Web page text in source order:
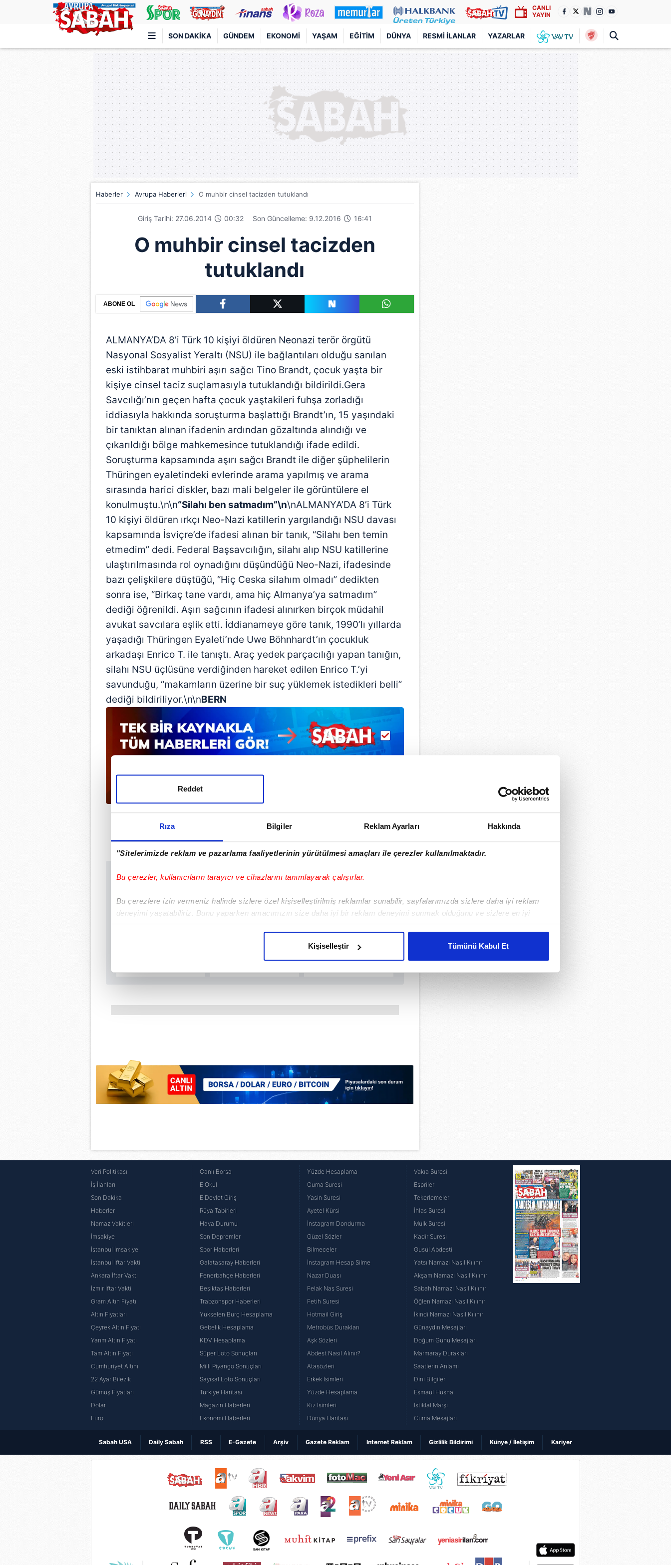
Rıza Bilgiler Reklam Ayarları Hakkında
"Sitelerimizde reklam ve pazarlama faaliyetlerinin yürütülmesi amaçları ile çerezler kullanılmaktadır.
Bu çerezler, kullanıcıların tarayıcı ve cihazlarını tanımlayarak çalışırlar.
Bu çerezlere izin vermeniz halinde sizlere özel kişiselleştirilmiş reklamlar sunabilir, sayfalarımızda sizlere daha iyi reklam
deneyimi yaşatabiliriz. Bunu yaparken amacımızın size daha iyi bir reklam deneyimi sunmak olduğunu ve sizlere en iyi
içerikleri sunabilmek adına elimizden gelen çabayı gösterdiğimizi ve bu noktada, reklamların maliyetlerimizi karşılamak
Her halükârda, kullanıcılar, bu çerezlere izin vermedikleri takdirde, kullanıcılara hedefli reklamlar gösterilmeyecektir."
Sizlere daha iyi bir hizmet sunabilmek için İnternet Sitemizde kendimize ve üçüncü kişilere ait çerezler kullanılmaktadır. Bu
6698 sayılı Kişisel Verilerin Korunması Kanunu uyarınca hazırlanmış Aydınlatma Metnimizi okumak ve sitemizde ilgili
mevzuata uygun olarak kullanılan çerezlerle ilgili bilgi almak için lütfentıklayınız
Reddet
Kişiselleştir Tümünü Kabul Et
CANLI
YAYIN
SON DAKIKA GÜNDEM EKONOMI YAŞAM EĞITIM DÜNYA RESMI İLANLAR YAZARLAR
Türkiye'nin en iyi haber sitesi
Haberler Avrupa Haberleri O muhbir cinsel tacizden tutuklandı
Giriş Tarihi: 27.06.2014 00:32 Son Güncelleme: 9.12.2016 16:41
O muhbir cinsel tacizden
tutuklandı
ABONE OL
ALMANYA’DA 8’i Türk 10 kişiyi öldüren Neonazi terör örgütü
Nasyonal Sosyalist Yeraltı (NSU) ile bağlantıları olduğu sanılan
eski istihbarat muhbiri aşırı sağcı Tino Brandt, çocuk yaşta bir
kişiye cinsel taciz suçlamasıyla tutuklandığı bildirildi.Gera
Savcılığı’nın geçen hafta çocuk yaştakileri fuhşa zorladığı
iddiasıyla hakkında soruşturma başlattığı Brandt’ın, 15 yaşındaki
bir tanıktan alınan ifadenin ardından gözaltında alındığı ve
çıkarıldığı bölge mahkemesince tutuklandığı ifade edildi.
Soruşturma kapsamında aşırı sağcı Brandt ile diğer şüphelilerin
Thüringen eyaletindeki evlerinde arama yapılmış ve arama
sırasında harici diskler, bazı mali belgeler ile görüntülere el
konulmuştu.\n\n“Silahı ben satmadım”\n\nALMANYA’DA 8’i Türk
10 kişiyi öldüren ırkçı Neo-Nazi katillerin yargılandığı NSU davası
kapsamında İsviçre’de ifadesi alınan bir tanık, “Silahı ben temin
etmedim” dedi. Federal Başsavcılığın, silahı alıp NSU katillerine
ulaştırılmasında rol oynadığını düşündüğü Neo-Nazi, ifadesinde
bazı çelişkilere düştüğü, “Hiç Ceska silahım olmadı” dedikten
sonra ise, “Birkaç tane vardı, ama hiç Almanya’ya satmadım”
dediği öğrenildi. Aşırı sağcının ifadesi alınırken birçok müdahil
avukat savcılara eşlik etti. İddianameye göre tanık, 1990’lı yıllarda
yaşadığı Thüringen Eyaleti’nde Uwe Böhnhardt’ın çocukluk
arkadaşı Enrico T. ile tanıştı. Araç yedek parçacılığı yapan tanığın,
silahı NSU üçlüsüne verdiğinden hareket edilen Enrico T.’yi
savunduğu, “makamların üzerine bir suç yüklemek istedikleri belli”
dediği bildiriliyor.\n\nBERN
Sabah.com.tr Uygulamamızı İndirin
Veri Politikası
İş İlanları
Son Dakika
Haberler
Namaz Vakitleri
İmsakiye
İstanbul İmsakiye
İstanbul İftar Vakti
Ankara İftar Vakti
İzmir İftar Vakti
Gram Altın Fiyatı
Altın Fiyatları
Çeyrek Altın Fiyatı
Yarım Altın Fiyatı
Tam Altın Fiyatı
Cumhuriyet Altını
22 Ayar Bilezik
Gümüş Fiyatları
Dolar
Euro
Canlı Borsa
E Okul
E Devlet Giriş
Rüya Tabirleri
Hava Durumu
Son Depremler
Spor Haberleri
Galatasaray Haberleri
Fenerbahçe Haberleri
Beşiktaş Haberleri
Trabzonspor Haberleri
Yükselen Burç Hesaplama
Gebelik Hesaplama
KDV Hesaplama
Süper Loto Sonuçları
Milli Piyango Sonuçları
Sayısal Loto Sonuçları
Türkiye Haritası
Magazin Haberleri
Ekonomi Haberleri
Yüzde Hesaplama
Cuma Suresi
Yasin Suresi
Ayetel Kürsi
İnstagram Dondurma
Güzel Sözler
Bilmeceler
İnstagram Hesap Silme
Nazar Duası
Felak Nas Suresi
Fetih Suresi
Hotmail Giriş
Metrobüs Durakları
Aşk Sözleri
Abdest Nasıl Alınır?
Atasözleri
Erkek İsimleri
Yüzde Hesaplama
Kız İsimleri
Dünya Haritası
Vakıa Suresi
Espriler
Tekerlemeler
İhlas Suresi
Mülk Suresi
Kadir Suresi
Gusül Abdesti
Yatsı Namazı Nasıl Kılınır
Akşam Namazı Nasıl Kılınır
Sabah Namazı Nasıl Kılınır
Öğlen Namazı Nasıl Kılınır
İkindi Namazı Nasıl Kılınır
Günaydın Mesajları
Doğum Günü Mesajları
Marmaray Durakları
Saatlerin Anlamı
Dini Bilgiler
Esmaül Hüsna
İstiklal Marşı
Cuma Mesajları
Sabah USA Daily Sabah RSS E-Gazete Arşiv Gazete Reklam Internet Reklam Gizlilik Bildirimi Künye / İletişim Kariyer